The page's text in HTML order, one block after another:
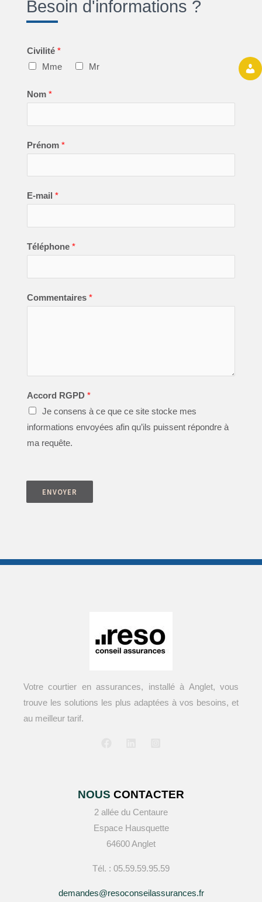
Besoin d'informations ?
Civilité *
Mme
Mr
Nom *
Prénom *
E-mail *
Téléphone *
Commentaires *
Accord RGPD *
Je consens à ce que ce site stocke mes
informations envoyées afin qu’ils puissent répondre à
ma requête.
ENVOYER
Votre courtier en assurances, installé à Anglet, vous
trouve les solutions les plus adaptées à vos besoins, et
au meilleur tarif.
NOUS CONTACTER
2 allée du Centaure
Espace Hausquette
64600 Anglet
Tél. : 05.59.59.95.59
demandes@resoconseilassurances.fr